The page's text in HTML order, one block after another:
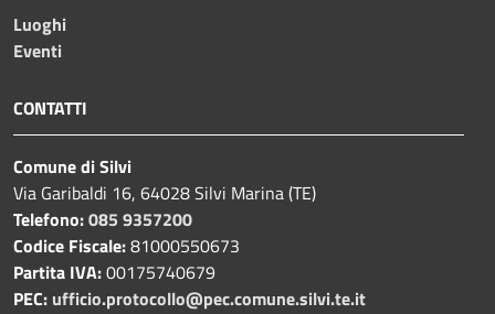
Luoghi
Eventi
CONTATTI
Comune di Silvi
Via Garibaldi 16, 64028 Silvi Marina (TE)
Telefono:085 9357200
Codice Fiscale:81000550673
Partita IVA:00175740679
PEC: ufficio.protocollo@pec.comune.silvi.te.it